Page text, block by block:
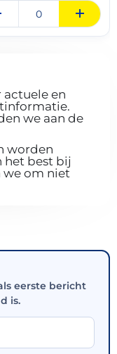
en
we aan de
worden
het best bij
we om niet
eerste bericht
is.